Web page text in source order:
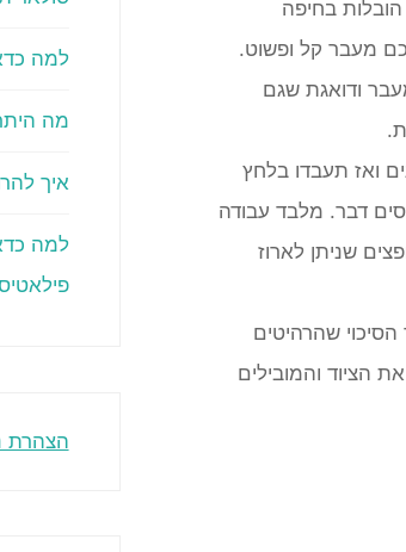
בחיפה
מעבר קל ופשוט.
ודואגת שגם
ואז תעבדו בלחץ
דבר. מלבד עבודה
שניתן לארוז
שהרהיטים
הציוד והמובילים
למה
מה
איך
למה
הצהרת